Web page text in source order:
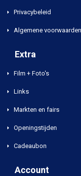
Privacybeleid
Algemene voorwaarden
Extra
Film + Foto's
Links
Markten en fairs
Openingstijden
Cadeaubon
Account